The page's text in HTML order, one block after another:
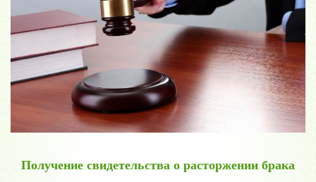
Получение свидетельства о расторжении брака